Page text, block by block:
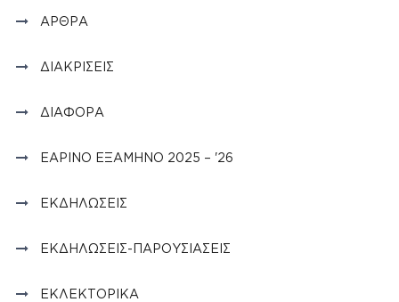
ΆΡΘΡΑ
ΔΙΑΚΡΊΣΕΙΣ
ΔΙΆΦΟΡΑ
ΕΑΡΙΝΌ ΕΞΆΜΗΝΟ 2025 – '26
ΕΚΔΗΛΏΣΕΙΣ
ΕΚΔΗΛΏΣΕΙΣ-ΠΑΡΟΥΣΙΆΣΕΙΣ
ΕΚΛΕΚΤΟΡΙΚΆ